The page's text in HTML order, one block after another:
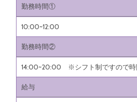
勤務時間①
10:00~12:00
勤務時間②
14:00~20:00 ※シフト制ですので時
給与